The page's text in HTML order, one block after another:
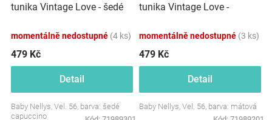
tunika Vintage Love - šedé
momentálně nedostupné (4 ks)
479 Kč
Detail
Baby Nellys, Vel. 56, barva: šedé
capuccino
tunika Vintage Love -
momentálně nedostupné (3 ks)
479 Kč
Detail
Baby Nellys, Vel. 56, barva: mátová